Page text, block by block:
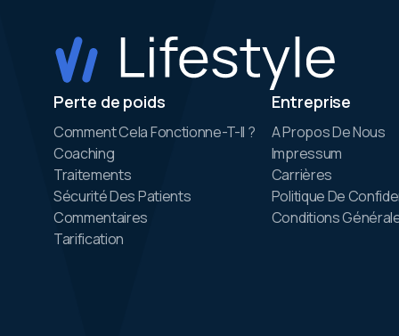
Perte de poids
Comment Cela Fonctionne-T-Il ?
Coaching
Traitements
Sécurité Des Patients
Commentaires
Tarification
Entreprise
A Propos De Nous
Impressum
Carrières
Politique De
Conditions